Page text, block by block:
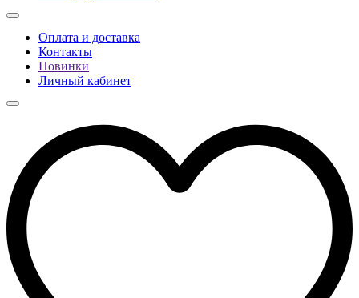
Оплата и доставка
Контакты
Новинки
Личный кабинет